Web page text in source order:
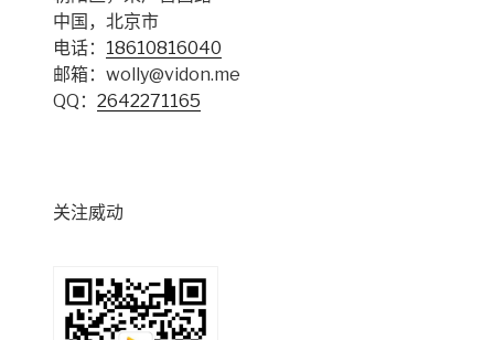
中国，北京市
电话： 18610816040
邮箱：wolly@vidon.me
QQ： 2642271165
关注威动